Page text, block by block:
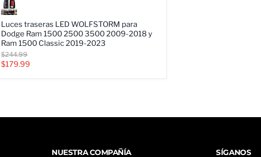
traseras
LED
WOLFSTORM
para
Dodge
Ram
1500
2500
1500
Luces traseras LED WOLFSTORM para
Dodge Ram 1500 2500 3500 2009-2018 y
Ram 1500 Classic 2019-2023
Precio
original
$244.99
Precio
$179.99
NUESTRA COMPAÑÍA SÍGANOS